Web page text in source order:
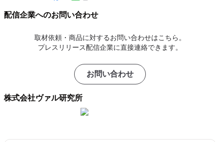
配信企業へのお問い合わせ
取材依頼・商品に対するお問い合わせはこちら。
プレスリリース配信企業に直接連絡できます。
お問い合わせ
株式会社ヴァル研究所